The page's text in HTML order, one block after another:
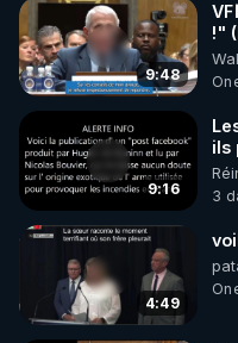
9:48
!"
9:16
ils
?
3
4:49